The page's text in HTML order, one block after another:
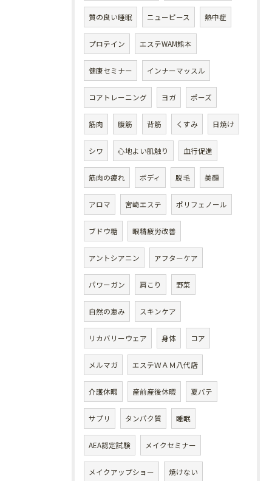
質の良い睡眠 ニューピース 熱中症
プロテイン エステWAM熊本
健康セミナー インナーマッスル
コアトレーニング ヨガ ポーズ
筋肉 腹筋 背筋 くすみ 日焼け
シワ 心地よい肌触り 血行促進
筋肉の疲れ ボディ 脱毛 美顔
アロマ 宮崎エステ ポリフェノール
ブドウ糖 眼精疲労改善
アントシアニン アフターケア
パワーガン 肩こり 野菜
自然の恵み スキンケア
リカバリーウェア 身体 コア
メルマガ エステＷＡＭ八代店
介護休暇 産前産後休暇 夏バテ
サプリ タンパク質 睡眠
AEA認定試験 メイクセミナー
メイクアップショー 焼けない